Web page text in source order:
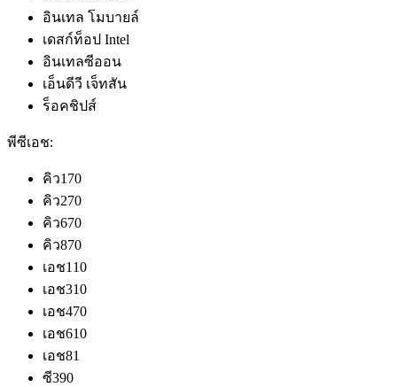
อินเทล โมบายล์
เดสก์ท็อป Intel
อินเทลซีออน
เอ็นดีวี เจ็ทสัน
ร็อคชิปส์
พีซีเอช:
คิว170
คิว270
คิว670
คิว870
เอช110
เอช310
เอช470
เอช610
เอช81
ซี390